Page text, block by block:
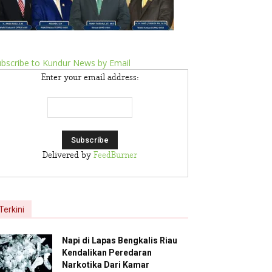
to Kundur News by Email
Enter your email address:
Delivered by FeedBurner
Napi di Lapas Bengkalis Riau
Kendalikan Peredaran
Narkotika Dari Kamar